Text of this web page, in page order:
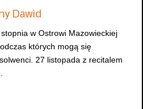
Dawid
w Ostrowi Mazowieckiej
których mogą się
27 listopada z recitalem